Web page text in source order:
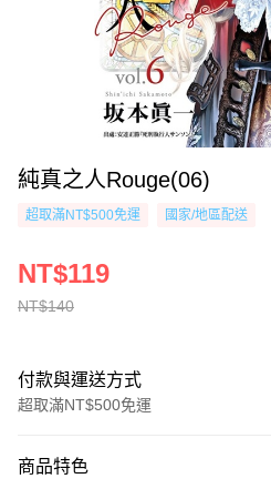
純真之人Rouge(06)
超取滿NT$500免運 國家/地區配送
NT$140
NT$119
付款與運送方式
超取滿NT$500免運
信用卡一次付款
商品特色